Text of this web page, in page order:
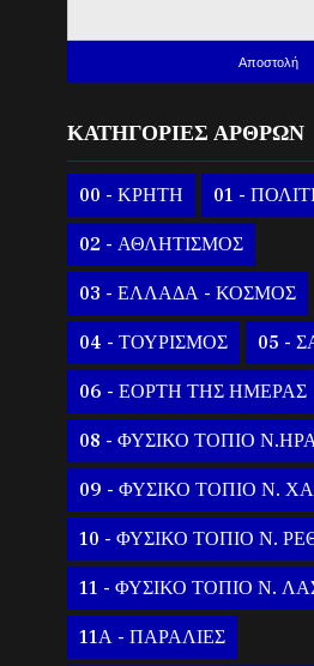
ΚΑΤΗΓΟΡΙΕΣ ΑΡΘΡΩΝ
00 - ΚΡΗΤΗ 01 -
02 - ΑΘΛΗΤΙΣΜΟΣ
03 - ΕΛΛΑΔΑ - ΚΟΣΜΟΣ
04 - ΤΟΥΡΙΣΜΟΣ 05 -
06 - ΕΟΡΤΗ ΤΗΣ ΗΜΕΡΑΣ
08 - ΦΥΣΙΚΟ ΤΟΠΙΟ
09 - ΦΥΣΙΚΟ ΤΟΠΙΟ Ν.
10 - ΦΥΣΙΚΟ ΤΟΠΙΟ Ν.
11 - ΦΥΣΙΚΟ ΤΟΠΙΟ Ν.
11Α - ΠΑΡΑΛΙΕΣ